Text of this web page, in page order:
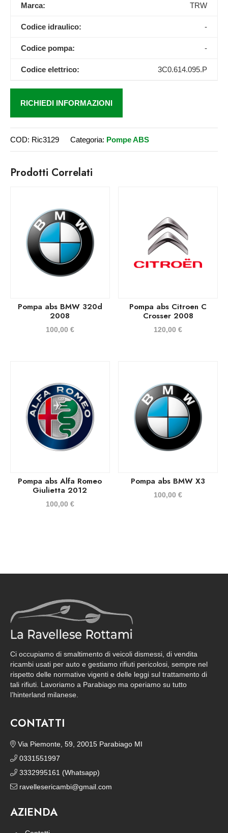
Marca: TRW
Codice idraulico: -
Codice pompa: -
Codice elettrico: 3C0.614.095.P
RICHIEDI INFORMAZIONI
COD: Ric3129 Categoria: Pompe ABS
Prodotti Correlati
Pompa abs BMW 320d
2008
100,00 €
Pompa abs Citroen C
Crosser 2008
120,00€
Pompa abs Alfa Romeo
Giulietta 2012
100,00 €
Pompa abs BMW X3
100,00€
Ci occupiamo di smaltimento di veicoli dismessi, di vendita
ricambi usati per auto e gestiamo rifiuti pericolosi, sempre nel
rispetto delle normative vigenti e delle leggi sul trattamento di
tali rifiuti. Lavoriamo a Parabiago ma operiamo su tutto
l’hinterland milanese.
CONTATTI
Via Piemonte, 59, 20015 Parabiago MI
0331551997
3332995161 (Whatsapp)
ravellesericambi@gmail.com
AZIENDA